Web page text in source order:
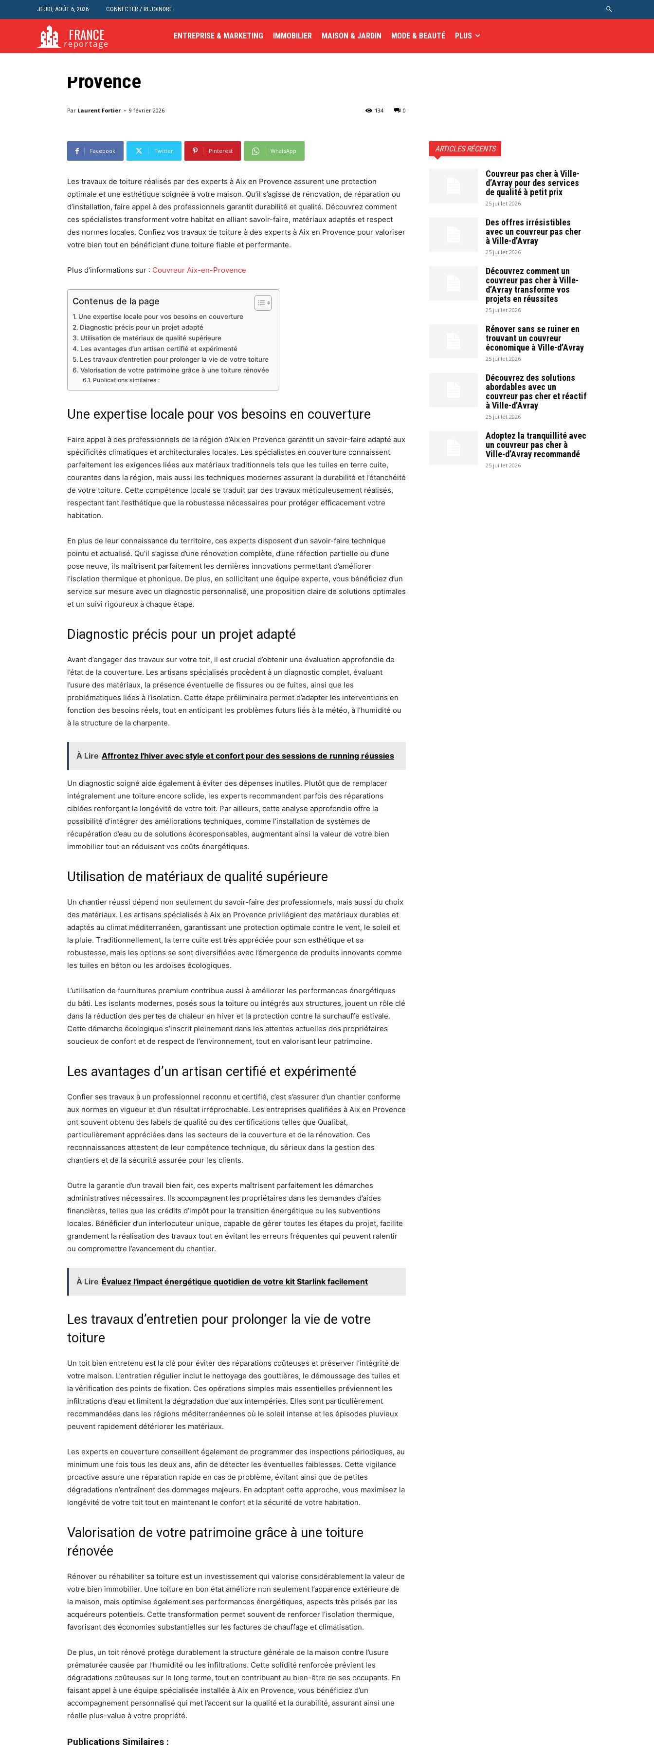
JEUDI, AOÛT 6, 2026 CONNECTER / REJOINDRE
FRANCE
reportage
ENTREPRISE & MARKETING IMMOBILIER MAISON & JARDIN MODE & BEAUTÉ PLUS
Blog
Transformez votre maison avec des
travaux de toiture par des experts à Aix en
Provence
Par Laurent Fortier - 9 février 2026 0
134
Facebook Twitter Pinterest WhatsApp
Les travaux de toiture réalisés par des experts à Aix en Provence assurent une protection
optimale et une esthétique soignée à votre maison. Qu’il s’agisse de rénovation, de réparation ou
d’installation, faire appel à des professionnels garantit durabilité et qualité. Découvrez comment
ces spécialistes transforment votre habitat en alliant savoir-faire, matériaux adaptés et respect
des normes locales. Confiez vos travaux de toiture à des experts à Aix en Provence pour valoriser
votre bien tout en bénéficiant d’une toiture fiable et performante.
Plus d’informations sur : Couvreur Aix-en-Provence
Contenus de la page
Une expertise locale pour vos besoins en couverture
Diagnostic précis pour un projet adapté
Utilisation de matériaux de qualité supérieure
Les avantages d’un artisan certifié et expérimenté
Les travaux d’entretien pour prolonger la vie de votre toiture
Valorisation de votre patrimoine grâce à une toiture rénovée
Publications similaires :
Une expertise locale pour vos besoins en couverture
Faire appel à des professionnels de la région d’Aix en Provence garantit un savoir-faire adapté aux
spécificités climatiques et architecturales locales. Les spécialistes en couverture connaissent
parfaitement les exigences liées aux matériaux traditionnels tels que les tuiles en terre cuite,
courantes dans la région, mais aussi les techniques modernes assurant la durabilité et l’étanchéité
de votre toiture. Cette compétence locale se traduit par des travaux méticuleusement réalisés,
respectant tant l’esthétique que la robustesse nécessaires pour protéger efficacement votre
habitation.
En plus de leur connaissance du territoire, ces experts disposent d’un savoir-faire technique
pointu et actualisé. Qu’il s’agisse d’une rénovation complète, d’une réfection partielle ou d’une
pose neuve, ils maîtrisent parfaitement les dernières innovations permettant d’améliorer
l’isolation thermique et phonique. De plus, en sollicitant une équipe experte, vous bénéficiez d’un
service sur mesure avec un diagnostic personnalisé, une proposition claire de solutions optimales
et un suivi rigoureux à chaque étape.
Diagnostic précis pour un projet adapté
Avant d’engager des travaux sur votre toit, il est crucial d’obtenir une évaluation approfondie de
l’état de la couverture. Les artisans spécialisés procèdent à un diagnostic complet, évaluant
l’usure des matériaux, la présence éventuelle de fissures ou de fuites, ainsi que les
problématiques liées à l’isolation. Cette étape préliminaire permet d’adapter les interventions en
fonction des besoins réels, tout en anticipant les problèmes futurs liés à la météo, à l’humidité ou
à la structure de la charpente.
À Lire Affrontez l'hiver avec style et confort pour des sessions de running réussies
Un diagnostic soigné aide également à éviter des dépenses inutiles. Plutôt que de remplacer
intégralement une toiture encore solide, les experts recommandent parfois des réparations
ciblées renforçant la longévité de votre toit. Par ailleurs, cette analyse approfondie offre la
possibilité d’intégrer des améliorations techniques, comme l’installation de systèmes de
récupération d’eau ou de solutions écoresponsables, augmentant ainsi la valeur de votre bien
immobilier tout en réduisant vos coûts énergétiques.
Utilisation de matériaux de qualité supérieure
Un chantier réussi dépend non seulement du savoir-faire des professionnels, mais aussi du choix
des matériaux. Les artisans spécialisés à Aix en Provence privilégient des matériaux durables et
adaptés au climat méditerranéen, garantissant une protection optimale contre le vent, le soleil et
la pluie. Traditionnellement, la terre cuite est très appréciée pour son esthétique et sa
robustesse, mais les options se sont diversifiées avec l’émergence de produits innovants comme
les tuiles en béton ou les ardoises écologiques.
L’utilisation de fournitures premium contribue aussi à améliorer les performances énergétiques
du bâti. Les isolants modernes, posés sous la toiture ou intégrés aux structures, jouent un rôle clé
dans la réduction des pertes de chaleur en hiver et la protection contre la surchauffe estivale.
Cette démarche écologique s’inscrit pleinement dans les attentes actuelles des propriétaires
soucieux de confort et de respect de l’environnement, tout en valorisant leur patrimoine.
Les avantages d’un artisan certifié et expérimenté
Confier ses travaux à un professionnel reconnu et certifié, c’est s’assurer d’un chantier conforme
aux normes en vigueur et d’un résultat irréprochable. Les entreprises qualifiées à Aix en Provence
ont souvent obtenu des labels de qualité ou des certifications telles que Qualibat,
particulièrement appréciées dans les secteurs de la couverture et de la rénovation. Ces
reconnaissances attestent de leur compétence technique, du sérieux dans la gestion des
chantiers et de la sécurité assurée pour les clients.
Outre la garantie d’un travail bien fait, ces experts maîtrisent parfaitement les démarches
administratives nécessaires. Ils accompagnent les propriétaires dans les demandes d’aides
financières, telles que les crédits d’impôt pour la transition énergétique ou les subventions
locales. Bénéficier d’un interlocuteur unique, capable de gérer toutes les étapes du projet, facilite
grandement la réalisation des travaux tout en évitant les erreurs fréquentes qui peuvent ralentir
ou compromettre l’avancement du chantier.
À Lire Évaluez l'impact énergétique quotidien de votre kit Starlink facilement
Les travaux d’entretien pour prolonger la vie de votre
toiture
Un toit bien entretenu est la clé pour éviter des réparations coûteuses et préserver l’intégrité de
votre maison. L’entretien régulier inclut le nettoyage des gouttières, le démoussage des tuiles et
la vérification des points de fixation. Ces opérations simples mais essentielles préviennent les
infiltrations d’eau et limitent la dégradation due aux intempéries. Elles sont particulièrement
recommandées dans les régions méditerranéennes où le soleil intense et les épisodes pluvieux
peuvent rapidement détériorer les matériaux.
Les experts en couverture conseillent également de programmer des inspections périodiques, au
minimum une fois tous les deux ans, afin de détecter les éventuelles faiblesses. Cette vigilance
proactive assure une réparation rapide en cas de problème, évitant ainsi que de petites
dégradations n’entraînent des dommages majeurs. En adoptant cette approche, vous maximisez la
longévité de votre toit tout en maintenant le confort et la sécurité de votre habitation.
Valorisation de votre patrimoine grâce à une toiture
rénovée
Rénover ou réhabiliter sa toiture est un investissement qui valorise considérablement la valeur de
votre bien immobilier. Une toiture en bon état améliore non seulement l’apparence extérieure de
la maison, mais optimise également ses performances énergétiques, aspects très prisés par les
acquéreurs potentiels. Cette transformation permet souvent de renforcer l’isolation thermique,
favorisant des économies substantielles sur les factures de chauffage et climatisation.
De plus, un toit rénové protège durablement la structure générale de la maison contre l’usure
prématurée causée par l’humidité ou les infiltrations. Cette solidité renforcée prévient les
dégradations coûteuses sur le long terme, tout en contribuant au bien-être de ses occupants. En
faisant appel à une équipe spécialisée installée à Aix en Provence, vous bénéficiez d’un
accompagnement personnalisé qui met l’accent sur la qualité et la durabilité, assurant ainsi une
réelle plus-value à votre propriété.
Publications Similaires :
ARTICLES RÉCENTS
Couvreur pas cher à Ville-
d’Avray pour des services
de qualité à petit prix
25 juillet 2026
Des offres irrésistibles
avec un couvreur pas cher
à Ville-d’Avray
25 juillet 2026
Découvrez comment un
couvreur pas cher à Ville-
d’Avray transforme vos
projets en réussites
25 juillet 2026
Rénover sans se ruiner en
trouvant un couvreur
économique à Ville-d’Avray
25 juillet 2026
Découvrez des solutions
abordables avec un
couvreur pas cher et réactif
à Ville-d’Avray
25 juillet 2026
Adoptez la tranquillité avec
un couvreur pas cher à
Ville-d’Avray recommandé
25 juillet 2026